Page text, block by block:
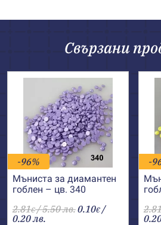
Свързани
-96%
Мъниста за диамантен
гоблен – цв. 340
2.81€/ 5.50 лв.0.10€ /
0.20 лв.
-